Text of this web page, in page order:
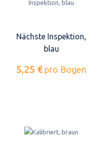
Nächste Inspektion,
blau
5,25 € pro Bogen